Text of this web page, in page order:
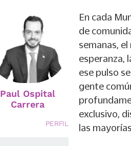
Paul Ospital
Carrera
PERFIL
En cada
de
semanas,
esperanza,
ese pulso
gente
exclusivo,
las